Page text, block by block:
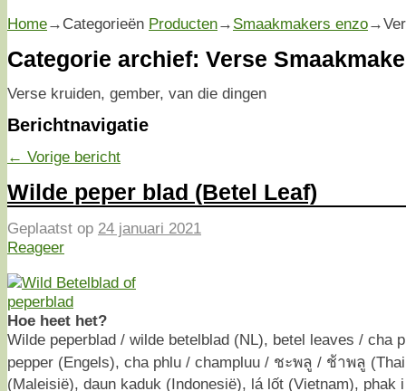
Home→Categorieën Producten→ Smaakmakers enzo→
Categorie archief: Verse
Verse kruiden, gember, van die dingen
Berichtnavigatie
← Vorige bericht
Wilde peper blad (Betel Leaf)
Geplaatst op 24 januari 2021
Reageer
Hoe heet het?
Wilde peperblad / wilde betelblad (NL), betel leaves / cha
pepper (Engels), cha phlu / champluu / ชะพลู / ช้าพลู
(Maleisië), daun kaduk (Indonesië), lá lốt (Vietnam),